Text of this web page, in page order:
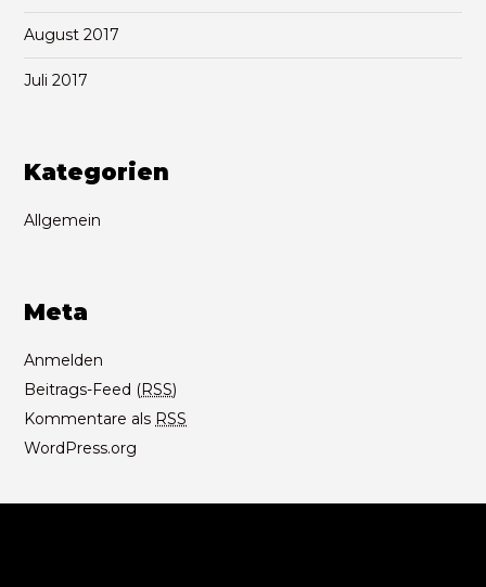
August 2017
Juli 2017
Kategorien
Allgemein
Meta
Anmelden
Beitrags-Feed (RSS)
Kommentare als RSS
WordPress.org